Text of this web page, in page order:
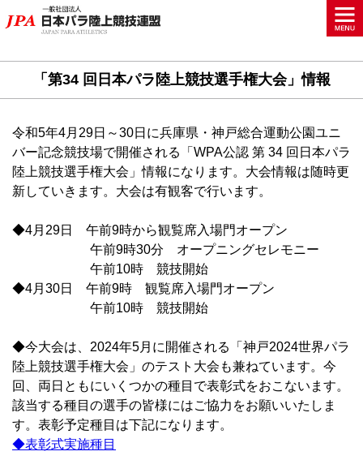
「第34 回日本パラ陸上競技選手権大会」情報
令和5年4月29日～30日に兵庫県・神戸総合運動公園ユニ
バー記念競技場で開催される「WPA公認 第 34 回日本パラ
陸上競技選手権大会」情報になります。大会情報は随時更
新していきます。大会は有観客で行います。
◆4月29日 午前9時から観覧席入場門オープン
午前9時30分 オープニングセレモニー
午前10時 競技開始
◆4月30日 午前9時 観覧席入場門オープン
午前10時 競技開始
◆今大会は、2024年5月に開催される「神戸2024世界パラ
陸上競技選手権大会」のテスト大会も兼ねています。今
回、両日ともにいくつかの種目で表彰式をおこないます。
該当する種目の選手の皆様にはご協力をお願いいたしま
す。表彰予定種目は下記になります。
◆表彰式実施種目